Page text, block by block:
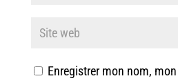
Enregistrer mon nom,